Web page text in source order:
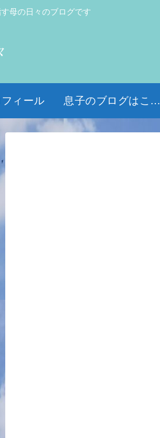
母の日々のブログです
ィール 息子のブログはこちら